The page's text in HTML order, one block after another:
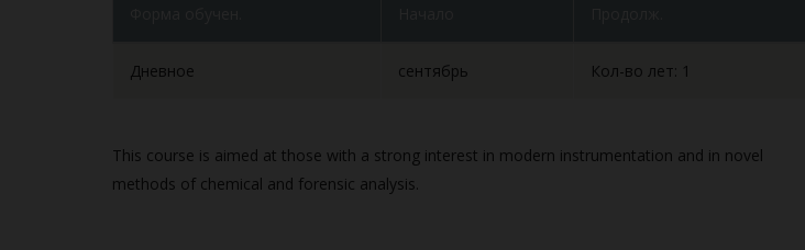
Дневное сентябрь Кол-во лет: 1
This course is aimed at those with a strong interest in modern instrumentation and in novel
methods of chemical and forensic analysis.